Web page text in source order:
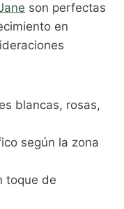
son perfectas
en
blancas, rosas,
según la zona
toque de